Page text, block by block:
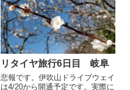
なので、13時に乗るとギリギリ
っぽい。今日だけはきちんと早起
きして6時台には出発でき...
リタイヤ旅行6日目 岐阜
悲報です。伊吹山ドライブウェイ
は4/20から開通予定です。実際に